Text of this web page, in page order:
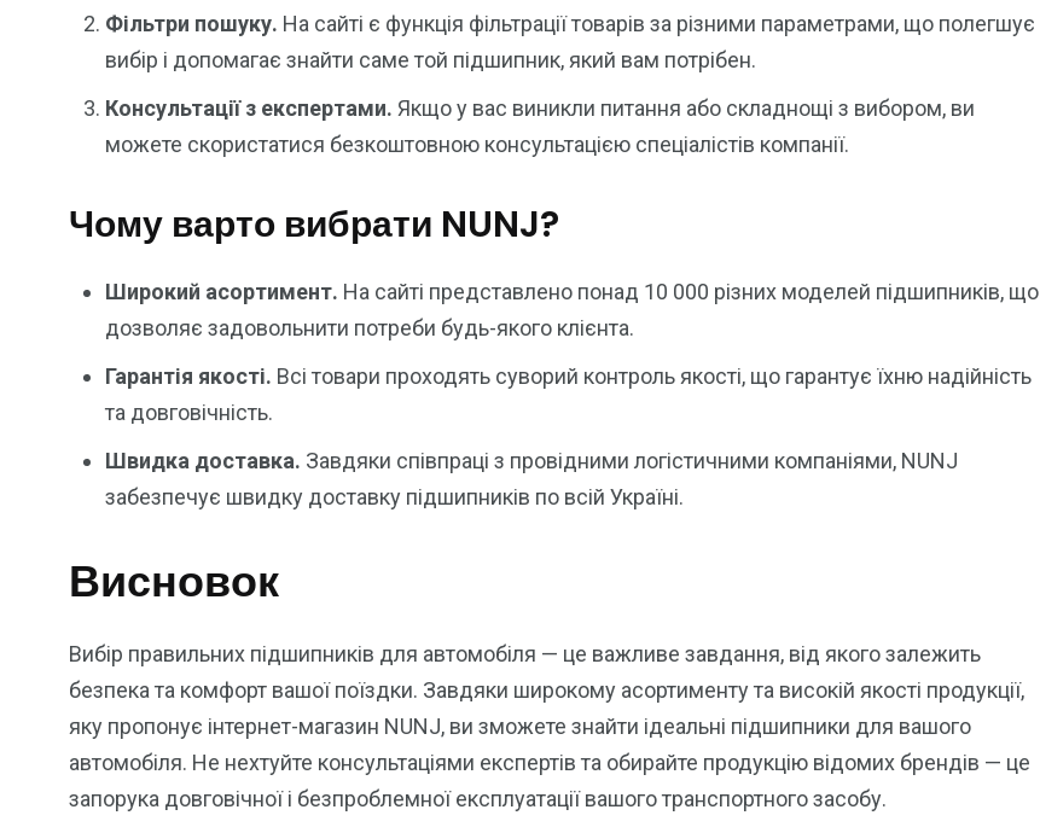
Фільтри пошуку. На сайті є функція фільтрації товарів за різними параметрами, що полегшує
вибір і допомагає знайти саме той підшипник, який вам потрібен.
Консультації з експертами. Якщо у вас виникли питання або складнощі з вибором, ви
можете скористатися безкоштовною консультацією спеціалістів компанії.
Чому варто вибрати NUNJ?
Широкий асортимент. На сайті представлено понад 10 000 різних моделей підшипників, що
дозволяє задовольнити потреби будь-якого клієнта.
Гарантія якості. Всі товари проходять суворий контроль якості, що гарантує їхню надійність
та довговічність.
Швидка доставка. Завдяки співпраці з провідними логістичними компаніями, NUNJ
забезпечує швидку доставку підшипників по всій Україні.
Висновок
Вибір правильних підшипників для автомобіля — це важливе завдання, від якого залежить
безпека та комфорт вашої поїздки. Завдяки широкому асортименту та високій якості продукції,
яку пропонує інтернет-магазин NUNJ, ви зможете знайти ідеальні підшипники для вашого
автомобіля. Не нехтуйте консультаціями експертів та обирайте продукцію відомих брендів — це
запорука довговічної і безпроблемної експлуатації вашого транспортного засобу.